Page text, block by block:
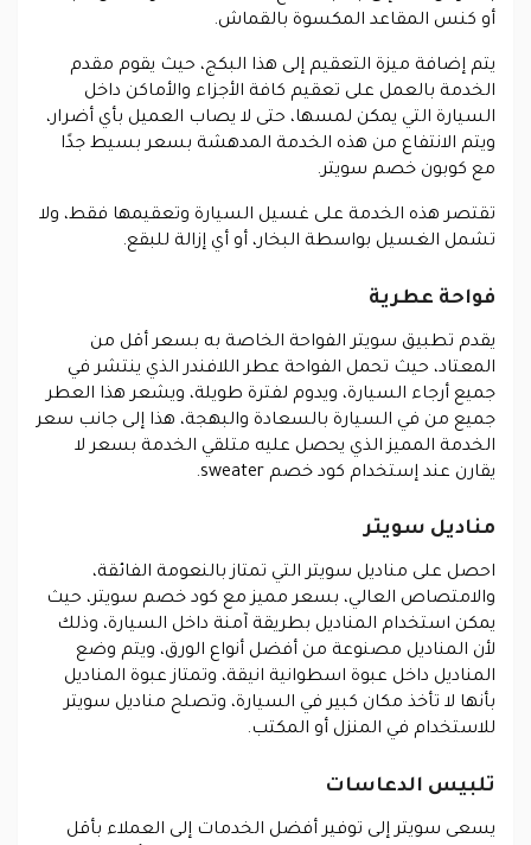
أو كنس المقاعد المكسوة بالقماش.
يتم إضافة ميزة التعقيم إلى هذا البكج، حيث يقوم مقدم
الخدمة بالعمل على تعقيم كافة الأجزاء والأماكن داخل
السيارة التي يمكن لمسها، حتى لا يصاب العميل بأي أضرار،
ويتم الانتفاع من هذه الخدمة المدهشة بسعر بسيط جدًا
مع كوبون خصم سويتر.
تقتصر هذه الخدمة على غسيل السيارة وتعقيمها فقط، ولا
تشمل الغسيل بواسطة البخار، أو أي إزالة للبقع.
فواحة عطرية
يقدم تطبيق سويتر الفواحة الخاصة به بسعر أقل من
المعتاد، حيث تحمل الفواحة عطر اللافندر الذي ينتشر في
جميع أرجاء السيارة، ويدوم لفترة طويلة، ويشعر هذا العطر
جميع من في السيارة بالسعادة والبهجة، هذا إلى جانب سعر
الخدمة المميز الذي يحصل عليه متلقي الخدمة بسعر لا
يقارن عند إستخدام كود خصم sweater
.
مناديل سويتر
احصل على مناديل سويتر التي تمتاز بالنعومة الفائقة،
والامتصاص العالي، بسعر مميز مع كود خصم سويتر، حيث
يمكن استخدام المناديل بطريقة آمنة داخل السيارة، وذلك
لأن المناديل مصنوعة من أفضل أنواع الورق، ويتم وضع
المناديل داخل عبوة اسطوانية انيقة، وتمتاز عبوة المناديل
بأنها لا تأخذ مكان كبير في السيارة، وتصلح مناديل سويتر
للاستخدام في المنزل أو المكتب.
تلبيس الدعاسات
يسعى سويتر إلى توفير أفضل الخدمات إلى العملاء بأقل